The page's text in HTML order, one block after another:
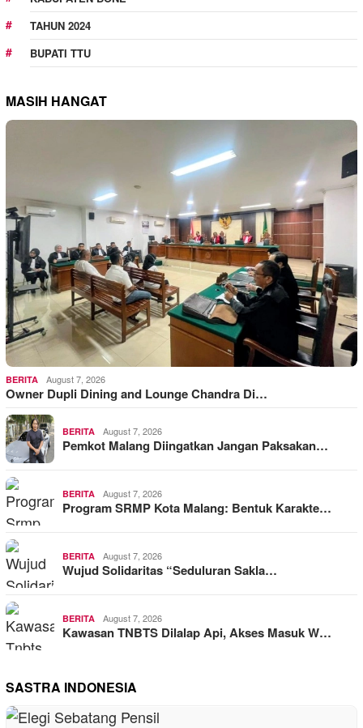
TAHUN 2024
BUPATI TTU
MASIH HANGAT
BERITA August 7, 2026
Owner Dupli Dining and Lounge Chandra Di…
BERITA August 7, 2026
Pemkot Malang Diingatkan Jangan Paksakan…
BERITA August 7, 2026
Program SRMP Kota Malang: Bentuk Karakte…
BERITA August 7, 2026
Wujud Solidaritas “Seduluran Sakla…
BERITA August 7, 2026
Kawasan TNBTS Dilalap Api, Akses Masuk W…
SASTRA INDONESIA